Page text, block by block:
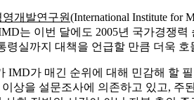
개발연구원(International Institute for
는 이번 달에도 2005년 국가경쟁
령실까지 대책을 언급할 만큼 더욱 호
IMD가 매긴 순위에 대해 민감해 할
상을 설문조사에 의존하고 있고,